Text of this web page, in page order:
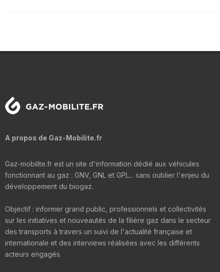
A propos de Gaz-Mobilite.fr
Gaz-mobilite.fr est un site d'information dédié aux véhicules
fonctionnant au gaz : GNV, GNL et GPL... sans oublier l'enjeu du
développement du biogaz.
Objectif : informer grand public, professionnels et collectivités
sur les initiatives et nouveautés de la filière gaz dans le secteur
des transports à travers un suivi de l'actualité française et
internationale et des interviews réalisées avec les différents
acteurs engagés.